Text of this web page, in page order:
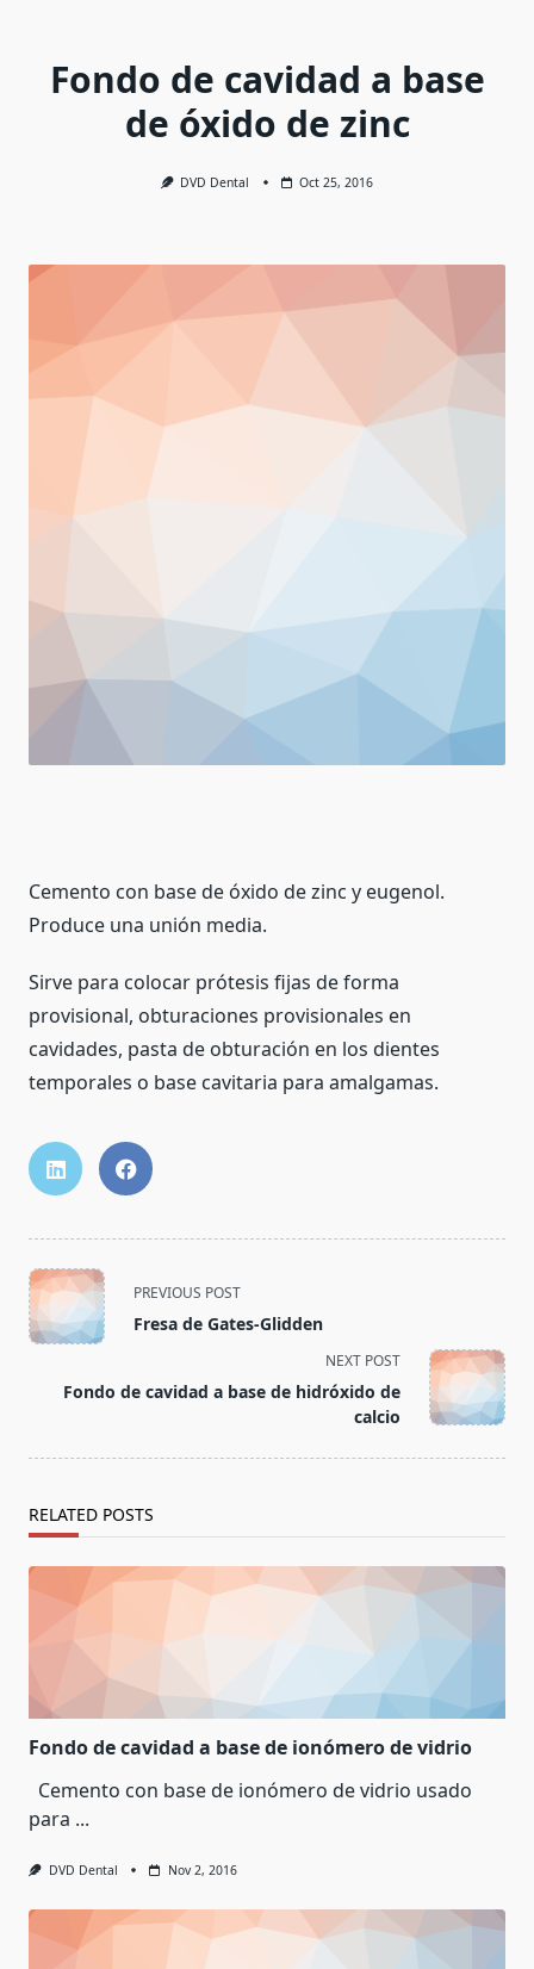
Fondo de cavidad a base
de óxido de zinc
DVD Dental Oct 25, 2016
Cemento con base de óxido de zinc y eugenol.
Produce una unión media.
Sirve para colocar prótesis fijas de forma
provisional, obturaciones provisionales en
cavidades, pasta de obturación en los dientes
temporales o base cavitaria para amalgamas.
<span
class="nav-
subtitle
reader-
PREVIOUS POST
Fresa de Gates-Glidden
NEXT POST
Fondo de cavidad a base de hidróxido de
calcio
RELATED POSTS
Fondo de cavidad a base de ionómero de vidrio
Cemento con base de ionómero de vidrio usado
para ...
DVD Dental Nov 2, 2016